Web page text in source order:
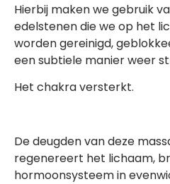
Hierbij maken we gebruik
edelstenen die we op het
worden gereinigd,
een subtiele manier weer
Het chakra versterkt.
De deugden van deze
regenereert het lichaam,
hormoonsysteem in